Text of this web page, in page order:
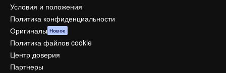
Условия и положения
Политика конфиденциальности
Оригиналы Новое
Политика файлов cookie
Центр доверия
Партнеры